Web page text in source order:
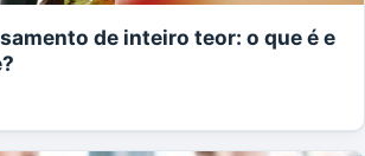
de inteiro teor: o que é e